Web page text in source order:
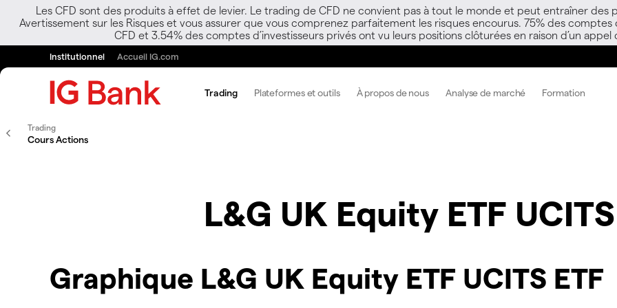
Les CFD sont des produits à effet de levier. Le trading de CFD ne convient pas à tout le monde et peut entraîner des
Avertissement sur les Risques et vous assurer que vous comprenez parfaitement les risques encourus. 75% des
CFD et 3.54% des comptes d’investisseurs privés ont vu leurs positions clôturées en raison d’un
Institutionnel Accueil IG.com
Trading Plateformes et outils À propos de nous Analyse de marché Formation
Trading
Cours Actions
L&G UK Equity ETF
Graphique L&G UK Equity ETF UCITS ETF